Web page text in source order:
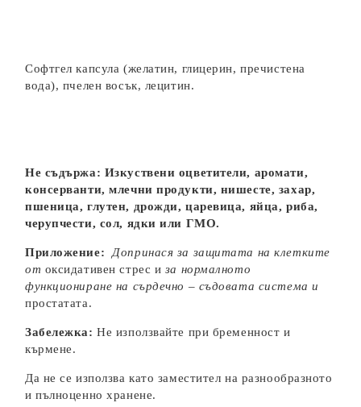
Софтгел капсула (желатин, глицерин, пречистена
вода), пчелен восък, лецитин.
Не съдържа: Изкуствени оцветители, аромати,
консерванти, млечни продукти, нишесте, захар,
пшеница, глутен, дрожди, царевица, яйца, риба,
черупчести, сол, ядки или ГМО.
Приложение: Допринася за защитата на клетките
от оксидативен стрес и за нормалното
функциониране на сърдечно – съдовата система и
простатата.
Забележка:Не използвайте при бременност и
кърмене.
Да не се използва като заместител на разнообразното
и пълноценно хранене.